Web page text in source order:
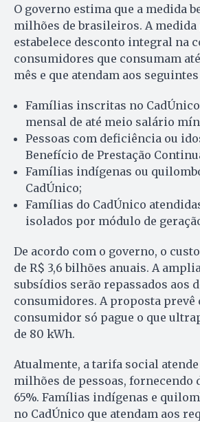
O governo estima que a medida
milhões de brasileiros. A
estabelece desconto integral na
consumidores que consumam
mês e que atendam aos
Famílias inscritas no
mensal de até meio salário
Pessoas com deficiência ou
Benefício de Prestação
Famílias indígenas ou
CadÚnico;
Famílias do CadÚnico
isolados por módulo de
De acordo com o governo, o
de R$ 3,6 bilhões anuais. A
subsídios serão repassados aos
consumidores. A proposta prevê
consumidor só pague o que
de 80 kWh.
Atualmente, a tarifa social atende
milhões de pessoas, fornecendo
65%. Famílias indígenas e
no CadÚnico que atendam aos